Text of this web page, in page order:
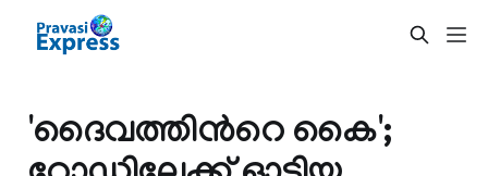
'ദൈവത്തിന്‍റെ കൈ';